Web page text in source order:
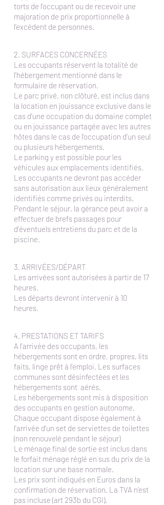
torts de l’occupant ou de recevoir une
majoration de prix proportionnelle à
l’excédent de personnes.
2. SURFACES CONCERNÉES
Les occupants réservent la totalité de
l'hébergement mentionné dans le
formulaire de réservation.
Le parc privé, non clôturé, est inclus dans
la location en jouissance exclusive dans le
cas d'une occupation du domaine complet
ou en jouissance partagée avec les autres
hôtes dans le cas de l'occupation d'un seul
ou plusieurs hébergements.
Le parking y est possible pour les
véhicules aux emplacements identifiés.
Les occupants ne devront pas accéder
sans autorisation aux lieux généralement
identifiés comme privés ou interdits.
Pendant le séjour, la gérance peut avoir a
effectuer de brefs passages pour
d’éventuels entretiens du parc et de la
piscine.
3. ARRIVÉES/DÉPART
Les arrivées sont autorisées à partir de 17
heures.
Les départs devront intervenir à 10
heures.
4. PRESTATIONS ET TARIFS
A l'arrivée des occupants, les
hébergements sont en ordre, propres, lits
faits, linge prêt à l'emploi. Les surfaces
communes sont désinfectées et les
hébergements sont aérés.
Les hébergements sont mis à disposition
des occupants en gestion autonome.
Chaque occupant dispose également à
l'arrivée d'un set de serviettes de toilettes
(non renouvelé pendant le séjour)
Le ménage final de sortie est inclus dans
le forfait ménage réglé en sus du prix de la
location sur une base normale.
Les prix sont indiqués en Euros dans la
confirmation de réservation. La TVA n’est
pas incluse (art 293b du CGI).